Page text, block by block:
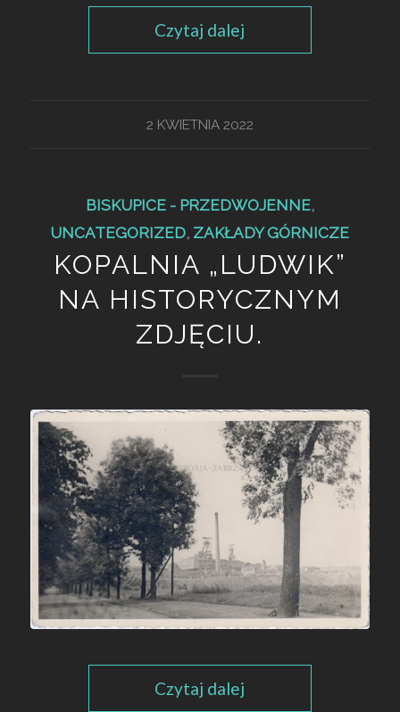
Czytaj dalej
2 KWIETNIA 2022
BISKUPICE - PRZEDWOJENNE,
UNCATEGORIZED, ZAKŁADY GÓRNICZE
KOPALNIA „LUDWIK”
NA HISTORYCZNYM
ZDJĘCIU.
Czytaj dalej